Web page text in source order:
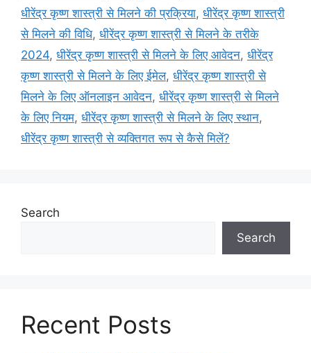
धीरेंद्र कृष्ण शास्त्री से मिलने की प्रक्रिया, धीरेंद्र कृष्ण शास्त्री
से मिलने की विधि, धीरेंद्र कृष्ण शास्त्री से मिलने के तरीके
2024, धीरेंद्र कृष्ण शास्त्री से मिलने के लिए आवेदन, धीरेंद्र
कृष्ण शास्त्री से मिलने के लिए ईमेल, धीरेंद्र कृष्ण शास्त्री से
मिलने के लिए ऑनलाइन आवेदन, धीरेंद्र कृष्ण शास्त्री से मिलने
के लिए नियम, धीरेंद्र कृष्ण शास्त्री से मिलने के लिए स्थान,
धीरेंद्र कृष्ण शास्त्री से व्यक्तिगत रूप से कैसे मिलें?
Search
Search
Recent Posts